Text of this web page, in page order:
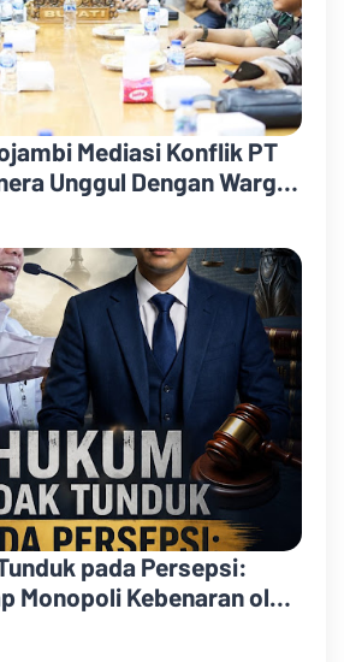
Mediasi Konflik PT
Unggul Dengan Warga
pada Persepsi:
Monopoli Kebenaran oleh